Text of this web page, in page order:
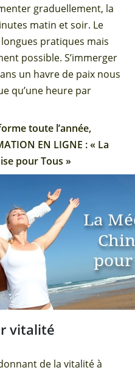
graduellement, la
matin et soir. Le
pratiques mais
possible. S’immerger
un havre de paix nous
qu’une heure par
toute l’année,
EN LIGNE : « La
pour Tous »
vitalité
de la vitalité à